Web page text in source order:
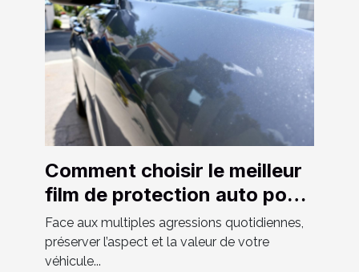
Comment choisir le meilleur
film de protection auto pour
votre véhicule ?
Face aux multiples agressions quotidiennes,
préserver l’aspect et la valeur de votre
véhicule...